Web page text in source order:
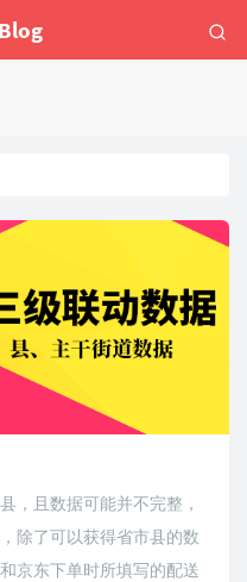
，且数据可能并不完整，
除了可以获得省市县的数
京东下单时所填写的配送